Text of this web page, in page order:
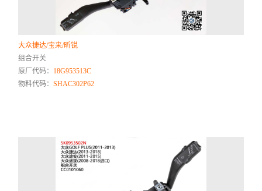
大众捷达/宝来/昕锐
组合开关
原厂代码： 18G953513C
物料代码：SHAC302P62